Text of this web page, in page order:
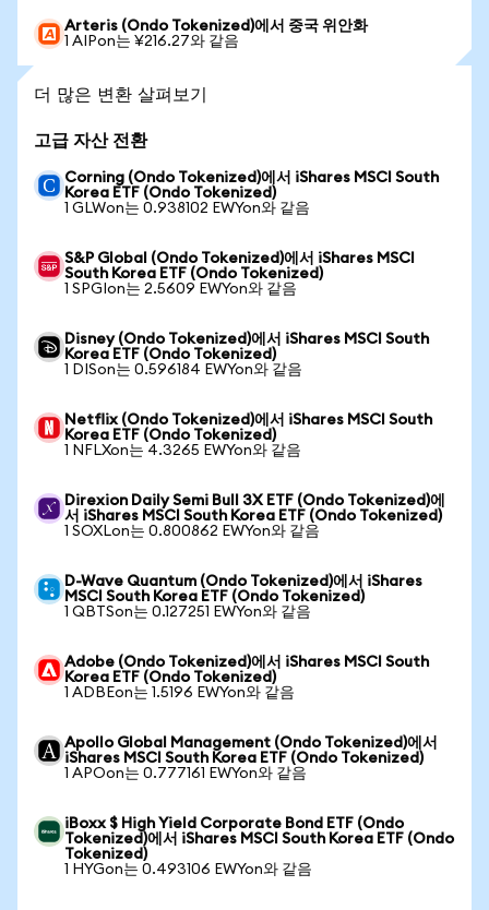
Arteris (Ondo Tokenized)에서 중국 위안화
1 AIPon는 ¥216.27와 같음
더 많은 변환 살펴보기
고급 자산 전환
Corning (Ondo Tokenized)에서 iShares MSCI South
Korea ETF (Ondo Tokenized)
1 GLWon는 0.938102 EWYon와 같음
S&P Global (Ondo Tokenized)에서 iShares MSCI
South Korea ETF (Ondo Tokenized)
1 SPGIon는 2.5609 EWYon와 같음
Disney (Ondo Tokenized)에서 iShares MSCI South
Korea ETF (Ondo Tokenized)
1 DISon는 0.596184 EWYon와 같음
Netflix (Ondo Tokenized)에서 iShares MSCI South
Korea ETF (Ondo Tokenized)
1 NFLXon는 4.3265 EWYon와 같음
Direxion Daily Semi Bull 3X ETF (Ondo Tokenized)에
서 iShares MSCI South Korea ETF (Ondo Tokenized)
1 SOXLon는 0.800862 EWYon와 같음
D-Wave Quantum (Ondo Tokenized)에서 iShares
MSCI South Korea ETF (Ondo Tokenized)
1 QBTSon는 0.127251 EWYon와 같음
Adobe (Ondo Tokenized)에서 iShares MSCI South
Korea ETF (Ondo Tokenized)
1 ADBEon는 1.5196 EWYon와 같음
Apollo Global Management (Ondo Tokenized)에서
iShares MSCI South Korea ETF (Ondo Tokenized)
1 APOon는 0.777161 EWYon와 같음
iBoxx $ High Yield Corporate Bond ETF (Ondo
Tokenized)에서 iShares MSCI South Korea ETF (Ondo
Tokenized)
1 HYGon는 0.493106 EWYon와 같음